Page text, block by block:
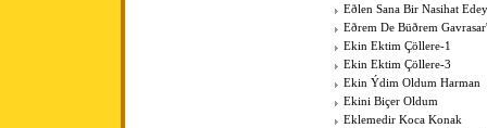
Eðlen Sana Bir Nasihat
Eðrem De Büðrem
Ekin Ektim Çöllere-1
Ekin Ektim Çöllere-3
Ekin Ýdim Oldum Harman
Ekini Biçer Oldum
Eklemedir Koca Konak